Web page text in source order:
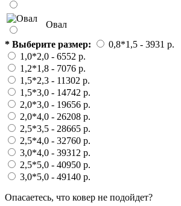
Овал
* Выберите размер: 0,8*1,5 - 3931 p.
1,0*2,0 - 6552 p.
1,2*1,8 - 7076 p.
1,5*2,3 - 11302 p.
1,5*3,0 - 14742 p.
2,0*3,0 - 19656 p.
2,0*4,0 - 26208 p.
2,5*3,5 - 28665 p.
2,5*4,0 - 32760 p.
3,0*4,0 - 39312 p.
2,5*5,0 - 40950 p.
3,0*5,0 - 49140 p.
Опасаетесь, что ковер не подойдет?